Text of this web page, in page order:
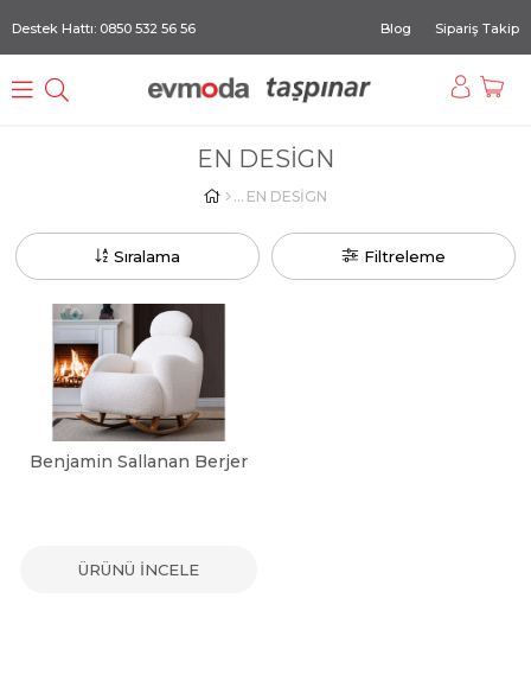
Destek Hattı: 0850 532 56 56 Blog Sipariş Takip
EN DESİGN
EN DESİGN
Filtreleme
Sıralama
Benjamin Sallanan Berjer
ÜRÜNÜ İNCELE